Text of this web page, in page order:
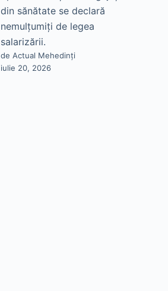
din sănătate se declară
nemulțumiți de legea
salarizării.
de Actual Mehedinți
iulie 20, 2026